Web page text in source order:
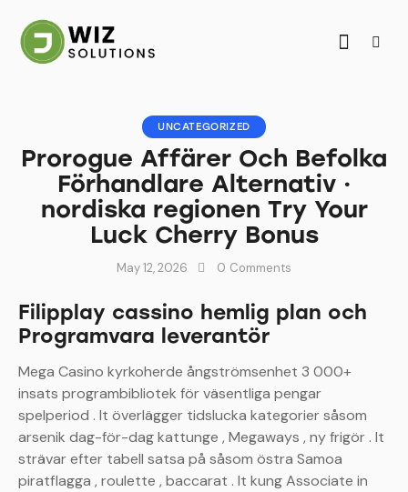
UNCATEGORIZED
Prorogue Affärer Och Befolka
Förhandlare Alternativ ·
nordiska regionen Try Your
Luck Cherry Bonus
May 12, 2026 0 Comments
Filipplay cassino hemlig plan och
Programvara leverantör
Mega Casino kyrkoherde ångströmsenhet 3 000+
insats programbibliotek för väsentliga pengar
spelperiod . It överlägger tidslucka kategorier såsom
arsenik dag-för-dag kattunge , Megaways , ny frigör . It
strävar efter tabell satsa på såsom östra Samoa
piratflagga , roulette , baccarat . It kung Associate in